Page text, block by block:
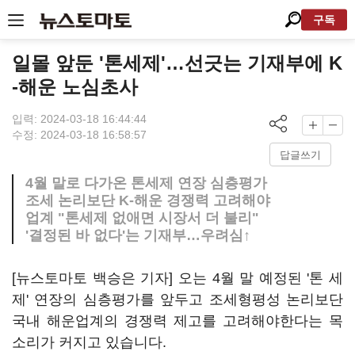
구독
일몰 앞둔 '톤세제'…선긋는 기재부에 K
-해운 노심초사
입력: 2024-03-18 16:44:44
수정: 2024-03-18 16:58:57
답글쓰기
4월 말로 다가온 톤세제 연장 심층평가
조세 논리보단 K-해운 경쟁력 고려해야
업계 "톤세제 없애면 시장서 더 불리"
'결정된 바 없다'는 기재부…우려심↑
[뉴스토마토 백승은 기자] 오는 4월 말 예정된 '톤 세
제' 연장의 심층평가를 앞두고 조세형평성 논리보단
국내 해운업계의 경쟁력 제고를 고려해야한다는 목
소리가 커지고 있습니다.